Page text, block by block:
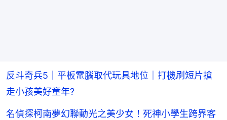
反斗奇兵5｜平板電腦取代玩具地位｜打機刷短片搶
走小孩美好童年?
名偵探柯南夢幻聯動光之美少女！死神小學生跨界客